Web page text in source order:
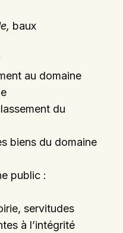
baux
au domaine
du
biens du domaine
public :
servitudes
à l’intégrité